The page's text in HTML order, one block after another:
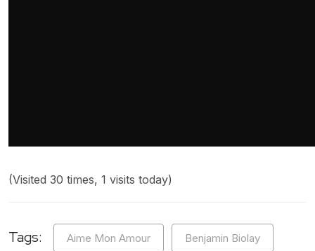
(Visited 30 times, 1 visits today)
Tags: Aime Mon Amour Benjamin Biolay